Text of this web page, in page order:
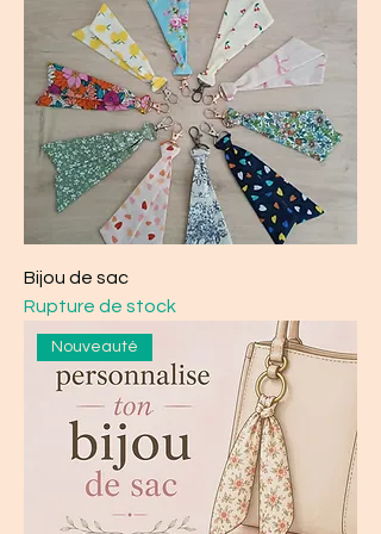
Bijou de sac
Rupture de stock
Nouveauté